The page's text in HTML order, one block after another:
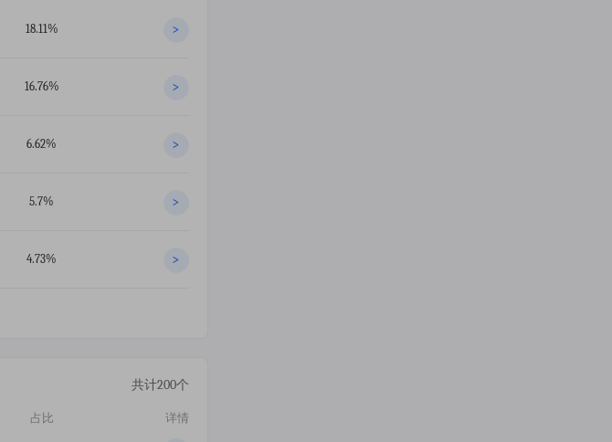
18.11% >
16.76% >
6.62% >
5.7% >
4.73% >
共计200个
占比 详情